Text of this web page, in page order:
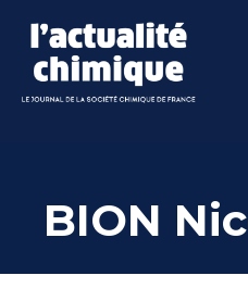
content
BION